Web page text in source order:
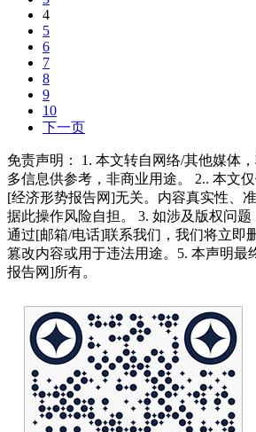
4
5
6
7
8
9
10
下一页
免责声明： 1. 本文转自网络/其他媒体
多信息供参考，非商业用途。 2.. 本文
[经济形势报告网]无关。内容真实性、
据此操作风险自担。 3. 如涉及版权问
通过[邮箱/电话]联系我们，我们将立即
篡改内容或用于违法用途。5. 本声明最
报告网]所有。